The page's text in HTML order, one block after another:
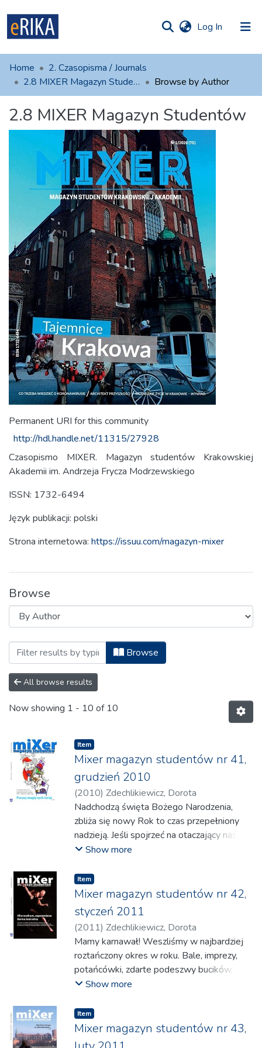
Log In (current)
UAFM
Information
Help
Home
2. Czasopisma / Journals
2.8 MIXER Magazyn Studentów
Browse by Author
2.8 MIXER Magazyn Studentów
Permanent URI for this community
http://hdl.handle.net/11315/27928
Czasopismo MIXER. Magazyn studentów Krakowskiej
Akademii im. Andrzeja Frycza Modrzewskiego
ISSN: 1732-6494
Język publikacji: polski
Strona internetowa: https://issuu.com/magazyn-mixer
Browse
Browsing 2.8 MIXER Magazyn
Browse
All browse results
Now showing 1 - 10 of 10
Item
Mixer magazyn studentów nr 41,
grudzień 2010
(2010) Zdechlikiewicz, Dorota
Nadchodzą święta Bożego Narodzenia,
zbliża się nowy Rok to czas przepełniony
nadzieją. Jeśli spojrzeć na otaczający nas
świat poprzez pryzmat nadziei,
PiS ma nadzieję na spektakularny sukces w
parlamentarnych wyborach 2011:
PO ma nadzieję, że nadzieje PiS-u się nie
ziszczą;
Klub Parlamentarny „Polska jest
Najważniejsza” ma nadzieję, że Joanna
Kluzik-Rostkowska wie, co robi i że
postpisowskie bulteriery nie skoczą sobie
zwolennicy parytetu mają nadzieję„ że
polskie kobiety będą chciały uprawiać
Show more
Item
Mixer magazyn studentów nr 42,
styczeń 2011
(2011) Zdechlikiewicz, Dorota
Mamy karnawał! Weszliśmy w najbardziej
roztańczony okres w roku. Bale, imprezy,
potańcówki, zdarte podeszwy bucików,
wino muzyka i śpiew... jednym słowem -
Po świątecznym obżarstwie i lenistwie
każdemu przyda się odrobina ruchu. Taniec
zresztą od zawsze był bardzo ważny częścią
Show more
Item
Mixer magazyn studentów nr 43,